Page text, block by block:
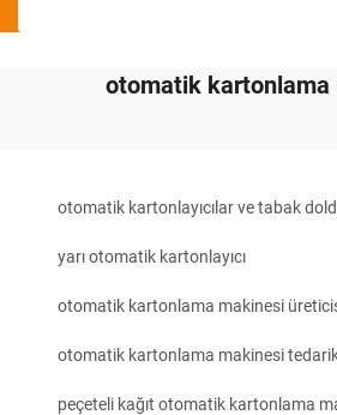
otomatik kartonlama
otomatik kartonlayıcılar ve tabak
yarı otomatik kartonlayıcı
otomatik kartonlama makinesi
otomatik kartonlama makinesi
peçeteli kağıt otomatik kartonlama